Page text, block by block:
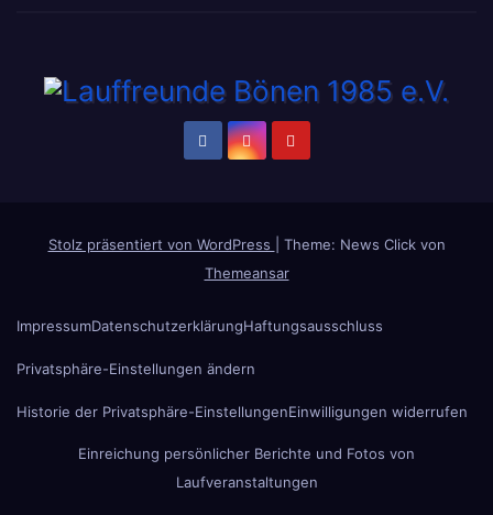
Stolz präsentiert von WordPress
Theme: News Click von
Themeansar
ImpressumDatenschutzerklärungHaftungsausschluss
Privatsphäre-Einstellungen ändern
Historie der Privatsphäre-EinstellungenEinwilligungen widerrufen
Einreichung persönlicher Berichte und Fotos von
Laufveranstaltungen